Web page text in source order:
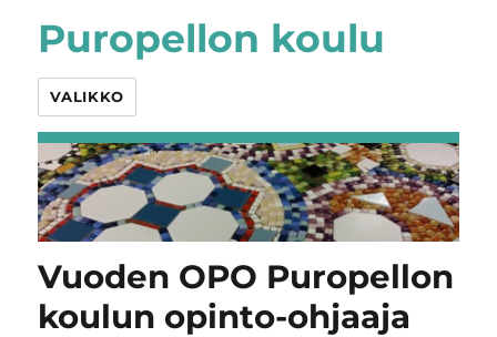
Puropellon koulu
VALIKKO
Vuoden OPO Puropellon
koulun opinto-ohjaaja